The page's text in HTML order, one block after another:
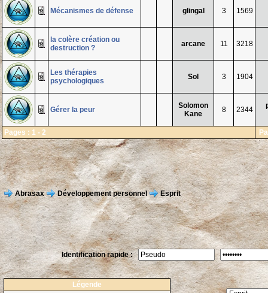
Mécanismes de défense glingal 3 1569
la colère création ou
destruction ?
arcane 11 3218
Les thérapies
psychologiques
Sol 3 1904
Gérer la peur
Solomon
Kane
8 2344
Pages : 1 - 2
Abrasax Développement personnel Esprit
Identification rapide :
Légende